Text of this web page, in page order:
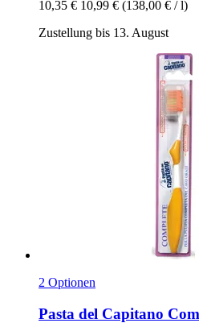
10,35 € 10,99 € (138,00 € / l)
Zustellung bis 13. August
2 Optionen
Pasta del Capitano